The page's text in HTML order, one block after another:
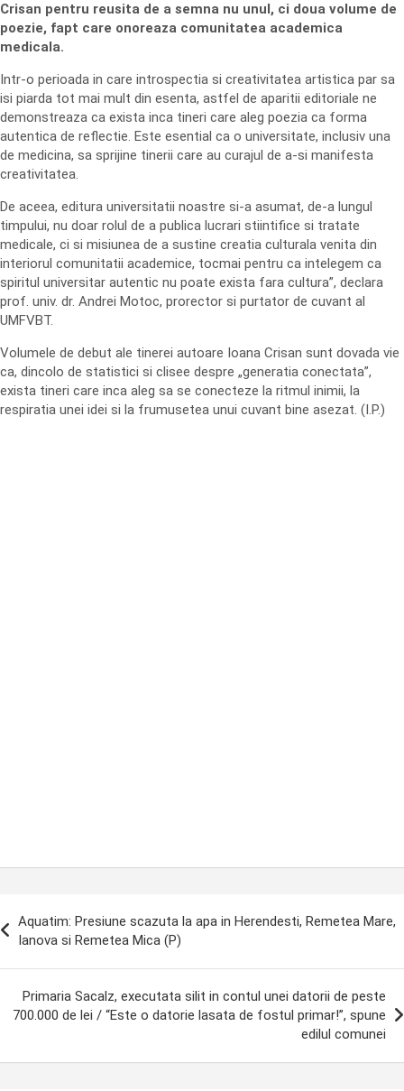
Crisan pentru reusita de a semna nu unul, ci doua volume de
poezie, fapt care onoreaza comunitatea academica
medicala.
Intr-o perioada in care introspectia si creativitatea artistica par sa
isi piarda tot mai mult din esenta, astfel de aparitii editoriale ne
demonstreaza ca exista inca tineri care aleg poezia ca forma
autentica de reflectie. Este esential ca o universitate, inclusiv una
de medicina, sa sprijine tinerii care au curajul de a-si manifesta
creativitatea.
De aceea, editura universitatii noastre si-a asumat, de-a lungul
timpului, nu doar rolul de a publica lucrari stiintifice si tratate
medicale, ci si misiunea de a sustine creatia culturala venita din
interiorul comunitatii academice, tocmai pentru ca intelegem ca
spiritul universitar autentic nu poate exista fara cultura”, declara
prof. univ. dr. Andrei Motoc, prorector si purtator de cuvant al
UMFVBT.
Volumele de debut ale tinerei autoare Ioana Crisan sunt dovada vie
ca, dincolo de statistici si clisee despre „generatia conectata”,
exista tineri care inca aleg sa se conecteze la ritmul inimii, la
respiratia unei idei si la frumusetea unui cuvant bine asezat. (I.P.)
Aquatim: Presiune scazuta la apa in Herendesti, Remetea Mare,
Ianova si Remetea Mica (P)
Primaria Sacalz, executata silit in contul unei datorii de peste
700.000 de lei / “Este o datorie lasata de fostul primar!”, spune
edilul comunei